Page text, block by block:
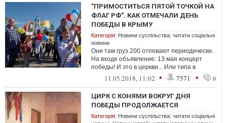
"ПРИМОСТИТЬСЯ ПЯТОЙ ТОЧКОЙ НА
ФЛАГ РФ". КАК ОТМЕЧАЛИ ДЕНЬ
ПОБЕДЫ В КРЫМУ
Категорія: Новини суспільства: читати соціальні
новини
Они там груз 200 отпевают периодически.
На входе объявление: 13 мая концерт
победы! И это в церкви... Или типа в
церкви. Ныне это доходное дело, не об...
11.05.2018, 11:02 • 7571 • 0
ЦИРК С КОНЯМИ ВОКРУГ ДНЯ
ПОБЕДЫ ПРОДОЛЖАЕТСЯ
Категорія: Новини суспільства: читати соціальні